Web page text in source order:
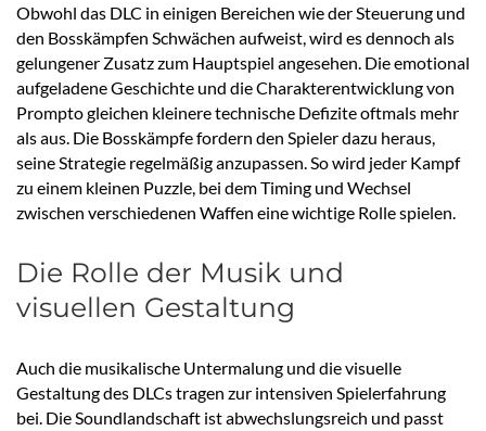
Obwohl das DLC in einigen Bereichen wie der Steuerung und
den Bosskämpfen Schwächen aufweist, wird es dennoch als
gelungener Zusatz zum Hauptspiel angesehen. Die emotional
aufgeladene Geschichte und die Charakterentwicklung von
Prompto gleichen kleinere technische Defizite oftmals mehr
als aus. Die Bosskämpfe fordern den Spieler dazu heraus,
seine Strategie regelmäßig anzupassen. So wird jeder Kampf
zu einem kleinen Puzzle, bei dem Timing und Wechsel
zwischen verschiedenen Waffen eine wichtige Rolle spielen.
Die Rolle der Musik und
visuellen Gestaltung
Auch die musikalische Untermalung und die visuelle
Gestaltung des DLCs tragen zur intensiven Spielerfahrung
bei. Die Soundlandschaft ist abwechslungsreich und passt